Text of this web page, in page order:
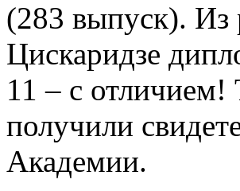
(283 выпуск). Из
Цискаридзе
11 – с отличием!
получили
Академии.